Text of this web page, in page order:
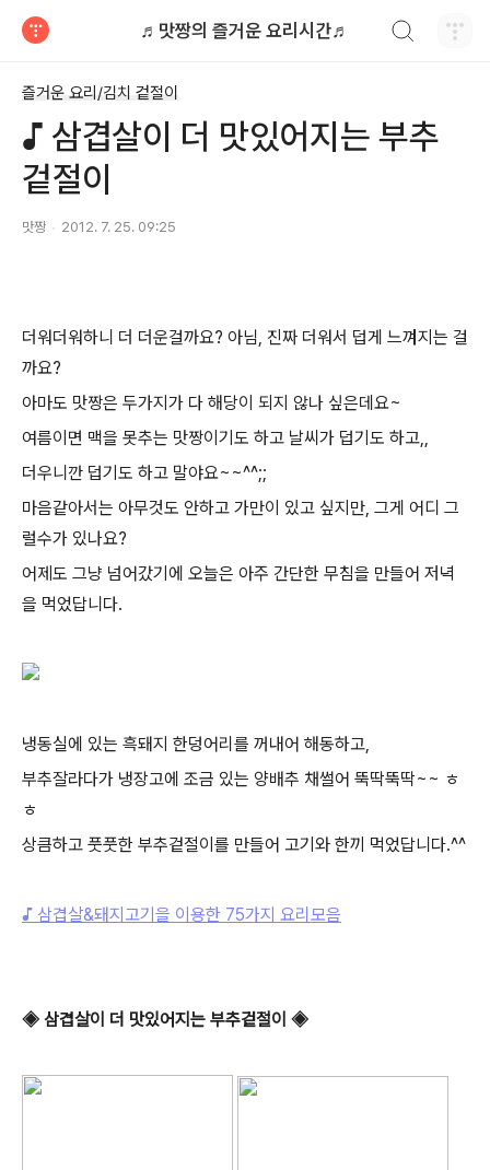
♬맛짱의 즐거운 요리시간♬
즐거운 요리/김치 겉절이
♪ 삼겹살이 더 맛있어지는 부추
겉절이
맛짱 2012. 7. 25. 09:25
더워더워하니 더 더운걸까요? 아님, 진짜 더워서 덥게 느껴지는 걸
까요?
아마도 맛짱은 두가지가 다 해당이 되지 않나 싶은데요~
여름이면 맥을 못추는 맛짱이기도 하고 날씨가 덥기도 하고,,
더우니깐 덥기도 하고 말야요~~^^;;
마음같아서는 아무것도 안하고 가만이 있고 싶지만, 그게 어디 그
럴수가 있나요?
어제도 그냥 넘어갔기에 오늘은 아주 간단한 무침을 만들어 저녁
을 먹었답니다.
냉동실에 있는 흑돼지 한덩어리를 꺼내어 해동하고,
부추잘라다가 냉장고에 조금 있는 양배추 채썰어 뚝딱뚝딱~~ ㅎ
ㅎ
상큼하고 풋풋한 부추겉절이를 만들어 고기와 한끼 먹었답니다.^^
♪ 삼겹살&돼지고기을 이용한 75가지 요리모음
◈ 삼겹살이 더 맛있어지는 부추겉절이 ◈